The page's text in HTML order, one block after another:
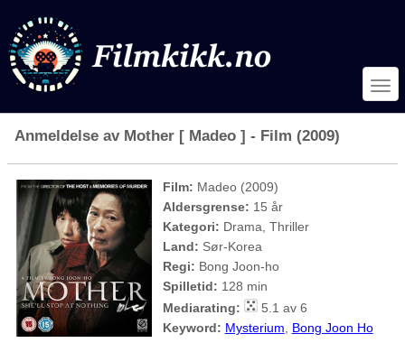
Anmeldelse av Mother [ Madeo ] - Film (2009)
Film: Madeo (2009)
Aldersgrense: 15 år
Kategori: Drama, Thriller
Land: Sør-Korea
Regi: Bong Joon-ho
Spilletid: 128 min
Mediarating:
5.1 av 6
Keyword: Mysterium Bong Joon Ho